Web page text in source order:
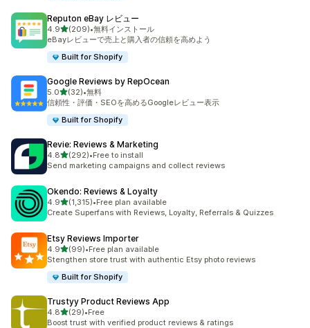
Reputon eBay レビュー
4.95つ星中
(209)
合計レビュー数：209件
•無料インストール
eBayレビューで売上と購入者の信頼を高めよう
Built for Shopify
Google Reviews by RepOcean
5.05つ星中
(32)
合計レビュー数：32件
•無料
信頼性・評価・SEOを高めるGoogleレビュー表示
Built for Shopify
Revie: Reviews & Marketing
4.85つ星中
(292)
合計レビュー数：292件
•Free to install
Send marketing campaigns and collect reviews
Okendo: Reviews & Loyalty
4.95つ星中
(1,315)
合計レビュー数：1315件
•Free plan available
Create Superfans with Reviews, Loyalty, Referrals & Quizzes
Etsy Reviews Importer
4.95つ星中
(99)
合計レビュー数：99件
•Free plan available
Stengthen store trust with authentic Etsy photo reviews
Built for Shopify
Trustyy Product Reviews App
4.85つ星中
(29)
合計レビュー数：29件
•Free
Boost trust with verified product reviews & ratings